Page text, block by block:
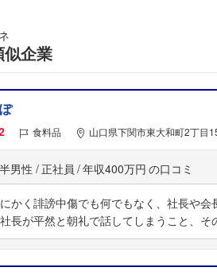
企業
食料品 山口県下関市東大和町2丁目
男性 正社員 年収400万円
かく誹謗中傷でも何でもなく、社長や
長が平然と朝礼で話してしまうこと、